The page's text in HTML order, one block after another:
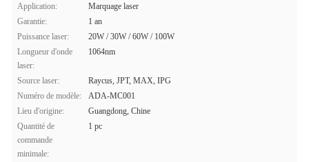
Application:
Marquage laser
Garantie:
1 an
Puissance laser:
20W / 30W / 60W / 100W
Longueur d'onde
laser:
1064nm
Source laser:
Raycus, JPT, MAX, IPG
Numéro de modèle:
ADA-MC001
Lieu d'origine:
Guangdong, Chine
Quantité de
commande
minimale:
1 pc